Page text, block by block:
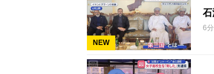
NEW
6